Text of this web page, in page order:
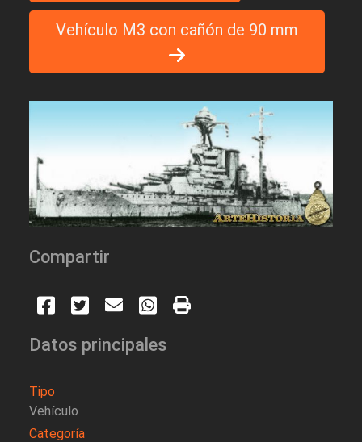
Vehículo M3 con cañón de 90 mm
Compartir
Datos principales
Tipo
Vehículo
Categoría